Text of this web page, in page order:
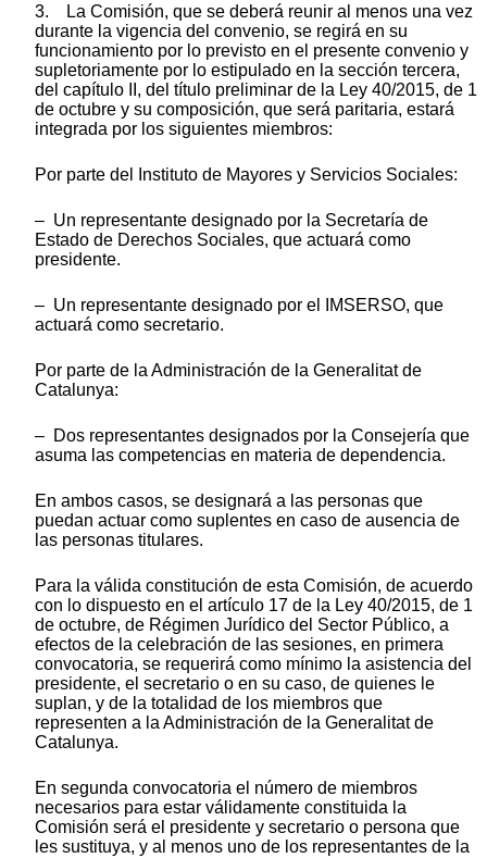
3. La Comisión, que se deberá reunir al menos una vez
durante la vigencia del convenio, se regirá en su
funcionamiento por lo previsto en el presente convenio y
supletoriamente por lo estipulado en la sección tercera,
del capítulo II, del título preliminar de la Ley 40/2015, de 1
de octubre y su composición, que será paritaria, estará
integrada por los siguientes miembros:
Por parte del Instituto de Mayores y Servicios Sociales:
– Un representante designado por la Secretaría de
Estado de Derechos Sociales, que actuará como
presidente.
– Un representante designado por el IMSERSO, que
actuará como secretario.
Por parte de la Administración de la Generalitat de
Catalunya:
– Dos representantes designados por la Consejería que
asuma las competencias en materia de dependencia.
En ambos casos, se designará a las personas que
puedan actuar como suplentes en caso de ausencia de
las personas titulares.
Para la válida constitución de esta Comisión, de acuerdo
con lo dispuesto en el artículo 17 de la Ley 40/2015, de 1
de octubre, de Régimen Jurídico del Sector Público, a
efectos de la celebración de las sesiones, en primera
convocatoria, se requerirá como mínimo la asistencia del
presidente, el secretario o en su caso, de quienes le
suplan, y de la totalidad de los miembros que
representen a la Administración de la Generalitat de
Catalunya.
En segunda convocatoria el número de miembros
necesarios para estar válidamente constituida la
Comisión será el presidente y secretario o persona que
les sustituya, y al menos uno de los representantes de la